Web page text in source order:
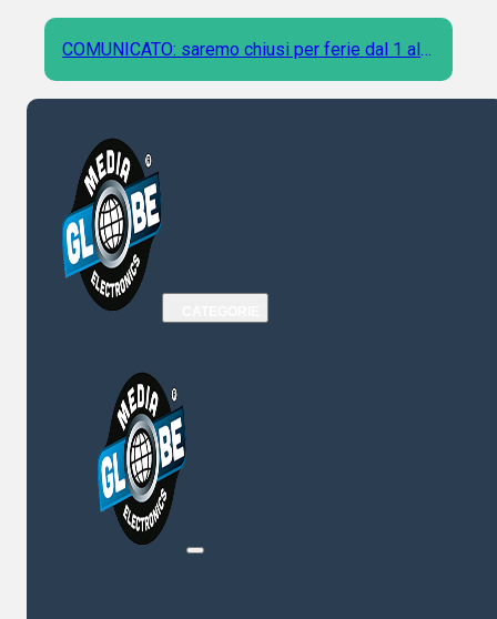
COMUNICATO: saremo chiusi per ferie dal 1 al 9
Agosto